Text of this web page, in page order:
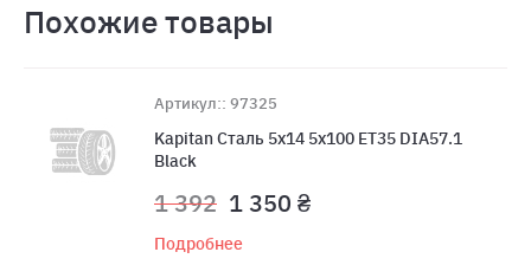
Похожие товары
Артикул:: 97325
Kapitan Сталь 5x14 5x100 ET35 DIA57.1
Black
1 392 1 350 ₴
Подробнее